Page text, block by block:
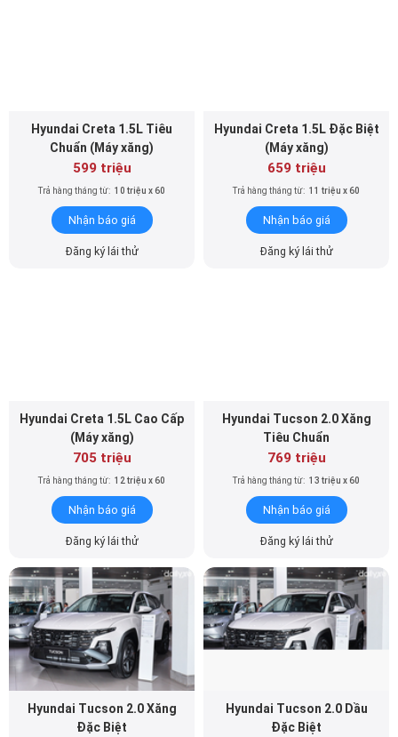
Hyundai Creta 1.5L Tiêu
Chuẩn (Máy xăng)
599 triệu
Trả hàng tháng từ: 10 triệu x 60
Nhận báo giá
Đăng ký lái thử
Hyundai Creta 1.5L Đặc Biệt
(Máy xăng)
659 triệu
Trả hàng tháng từ: 11 triệu x 60
Nhận báo giá
Đăng ký lái thử
Hyundai Creta 1.5L Cao Cấp
(Máy xăng)
705 triệu
Trả hàng tháng từ: 12 triệu x 60
Nhận báo giá
Đăng ký lái thử
Hyundai Tucson 2.0 Xăng
Tiêu Chuẩn
769 triệu
Trả hàng tháng từ: 13 triệu x 60
Nhận báo giá
Đăng ký lái thử
Hyundai Tucson 2.0 Xăng
Đặc Biệt
Hyundai Tucson 2.0 Dầu
Đặc Biệt